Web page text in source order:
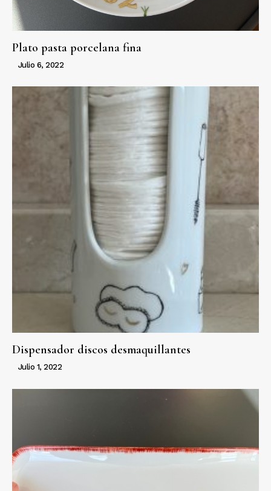
Plato pasta porcelana fina
Julio 6, 2022
Dispensador discos desmaquillantes
Julio 1, 2022